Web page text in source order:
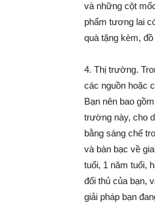
và những cột
phẩm tương lai
quà tặng kèm,
4. Thị trường.
các nguồn hoặc
Bạn nên bao
trường này, cho
bằng sáng chế
và bàn bạc về
tuổi, 1 năm tuổi,
đối thủ của bạn,
giải pháp bạn